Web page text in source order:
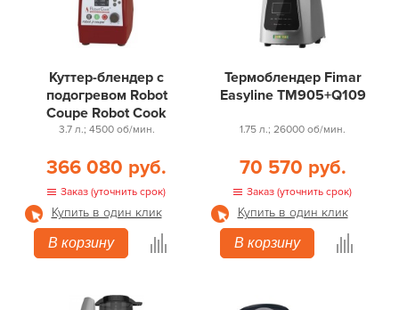
Куттер-блендер с
подогревом Robot
Coupe Robot Cook
3.7 л.; 4500 об/мин.
366 080 руб.
Заказ (уточнить срок)
Купить в один клик
В корзину
Термоблендер Fimar
Easyline TM905+Q109
1.75 л.; 26000 об/мин.
70 570 руб.
Заказ (уточнить срок)
Купить в один клик
В корзину